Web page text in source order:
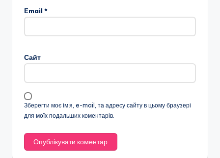
Email *
Сайт
Зберегти моє ім'я, e-mail, та адресу сайту в цьому браузері
для моїх подальших коментарів.